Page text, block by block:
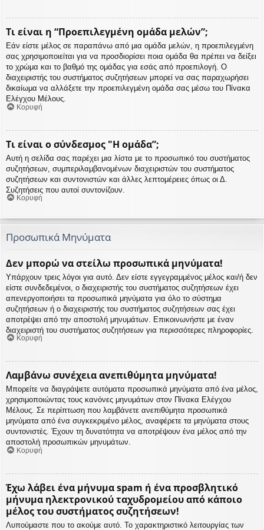
Τι είναι η “Προεπιλεγμένη ομάδα μελών”;
Εάν είστε μέλος σε παραπάνω από μια ομάδα μελών, η προεπιλεγμένη
σας χρησιμοποιείται για να προσδιορίσει ποια ομάδα θα πρέπει να δείξει
το χρώμα και το βαθμό της ομάδας για εσάς από προεπιλογή. Ο
διαχειριστής του συστήματος συζητήσεων μπορεί να σας παραχωρήσει
δικαίωμα να αλλάξετε την προεπιλεγμένη ομάδα σας μέσω του Πίνακα
Ελέγχου Μέλους.
Κορυφή
Τι είναι ο σύνδεσμος "Η ομάδα”;
Αυτή η σελίδα σας παρέχει μια λίστα με το προσωπικό του συστήματος
συζητήσεων, συμπεριλαμβανομένων διαχειριστών του συστήματος
συζητήσεων και συντονιστών και άλλες λεπτομέρειες όπως οι Δ.
Συζητήσεις που αυτοί συντονίζουν.
Κορυφή
Προσωπικά Μηνύματα
Δεν μπορώ να στείλω προσωπικά μηνύματα!
Υπάρχουν τρεις λόγοι για αυτό. Δεν είστε εγγεγραμμένος μέλος και/ή δεν
είστε συνδεδεμένοι, ο διαχειριστής του συστήματος συζητήσεων έχει
απενεργοποιήσει τα προσωπικά μηνύματα για όλο το σύστημα
συζητήσεων ή ο διαχειριστής του συστήματος συζητήσεων σας έχει
αποτρέψει από την αποστολή μηνυμάτων. Επικοινωνήστε με έναν
διαχειριστή του συστήματος συζητήσεων για περισσότερες πληροφορίες.
Κορυφή
Λαμβάνω συνέχεια ανεπιθύμητα μηνύματα!
Μπορείτε να διαγράψετε αυτόματα προσωπικά μηνύματα από ένα μέλος,
χρησιμοποιώντας τους κανόνες μηνυμάτων στον Πίνακα Ελέγχου
Μέλους. Σε περίπτωση που λαμβάνετε ανεπιθύμητα προσωπικά
μηνύματα από ένα συγκεκριμένο μέλος, αναφέρετε τα μηνύματα στους
συντονιστές. Έχουν τη δυνατότητα να αποτρέψουν ένα μέλος από την
αποστολή προσωπικών μηνυμάτων.
Κορυφή
Έχω λάβει ένα μήνυμα spam ή ένα προσβλητικό
μήνυμα ηλεκτρονικού ταχυδρομείου από κάποιο
μέλος του συστήματος συζητήσεων!
Λυπούμαστε που το ακούμε αυτό. Το χαρακτηριστικό λειτουργίας των